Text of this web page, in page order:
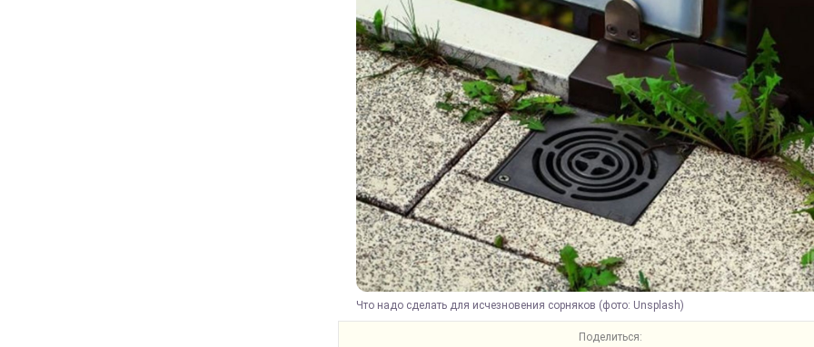
Что надо сделать для исчезновения сорняков (фото: Unsplash)
Поделиться: